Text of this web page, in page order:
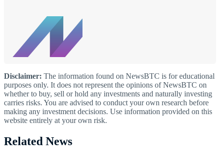
Disclaimer: The information found on NewsBTC is for educational
purposes only. It does not represent the opinions of NewsBTC on
whether to buy, sell or hold any investments and naturally investing
carries risks. You are advised to conduct your own research before
making any investment decisions. Use information provided on this
website entirely at your own risk.
Related News